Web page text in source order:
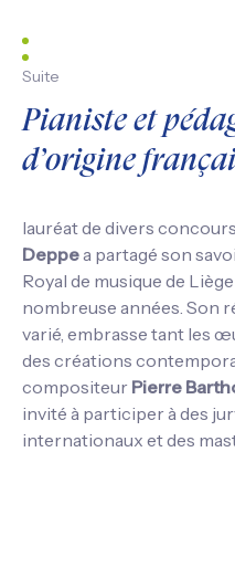
Suite
Pianiste et
d’origine
lauréat de divers
Deppea partagé son
Royal de musique de
nombreuse années. Son
varié, embrasse tant les
des créations
compositeur Pierre
invité à participer à des
internationaux et des